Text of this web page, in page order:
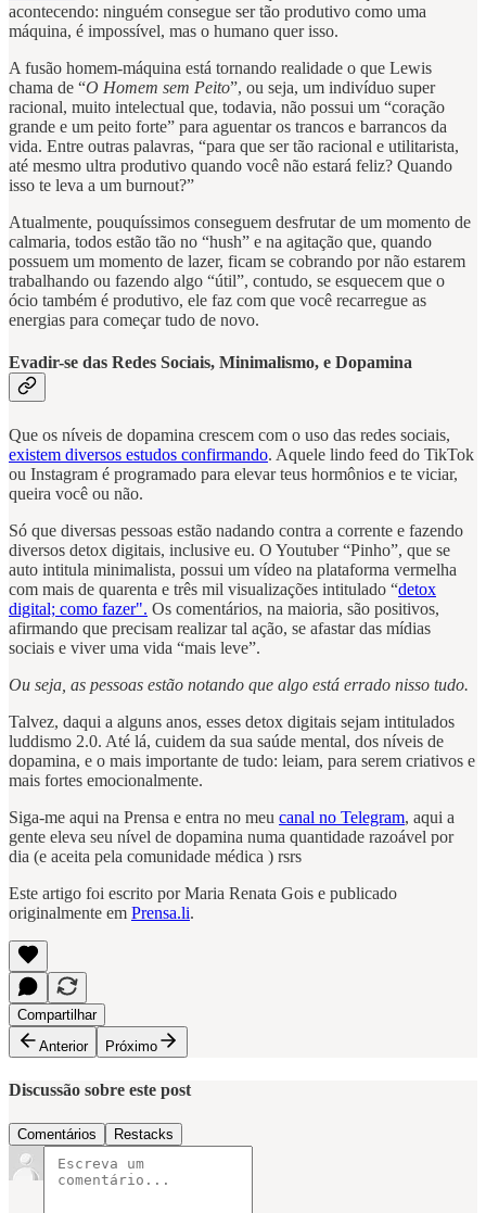
acontecendo: ninguém consegue ser tão produtivo como uma
máquina, é impossível, mas o humano quer isso.
A fusão homem-máquina está tornando realidade o que Lewis
chama de “O Homem sem Peito”, ou seja, um indivíduo super
racional, muito intelectual que, todavia, não possui um “coração
grande e um peito forte” para aguentar os trancos e barrancos da
vida. Entre outras palavras, “para que ser tão racional e utilitarista,
até mesmo ultra produtivo quando você não estará feliz? Quando
isso te leva a um burnout?”
Atualmente, pouquíssimos conseguem desfrutar de um momento de
calmaria, todos estão tão no “hush” e na agitação que, quando
possuem um momento de lazer, ficam se cobrando por não estarem
trabalhando ou fazendo algo “útil”, contudo, se esquecem que o
ócio também é produtivo, ele faz com que você recarregue as
energias para começar tudo de novo.
Evadir-se das Redes Sociais, Minimalismo, e Dopamina
Que os níveis de dopamina crescem com o uso das redes sociais,
existem diversos estudos confirmando. Aquele lindo feed do TikTok
ou Instagram é programado para elevar teus hormônios e te viciar,
queira você ou não.
Só que diversas pessoas estão nadando contra a corrente e fazendo
diversos detox digitais, inclusive eu. O Youtuber “Pinho”, que se
auto intitula minimalista, possui um vídeo na plataforma vermelha
com mais de quarenta e três mil visualizações intitulado “detox
digital; como fazer". Os comentários, na maioria, são positivos,
afirmando que precisam realizar tal ação, se afastar das mídias
sociais e viver uma vida “mais leve”.
Ou seja, as pessoas estão notando que algo está errado nisso tudo.
Talvez, daqui a alguns anos, esses detox digitais sejam intitulados
luddismo 2.0. Até lá, cuidem da sua saúde mental, dos níveis de
dopamina, e o mais importante de tudo: leiam, para serem criativos e
mais fortes emocionalmente.
Siga-me aqui na Prensa e entra no meu canal no Telegram, aqui a
gente eleva seu nível de dopamina numa quantidade razoável por
dia (e aceita pela comunidade médica ) rsrs
Este artigo foi escrito por Maria Renata Gois e publicado
originalmente em Prensa.li.
Compartilhar
Anterior
Próximo
Discussão sobre este post
Comentários Restacks